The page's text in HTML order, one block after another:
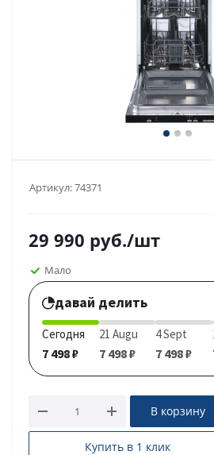
Артикул:74371
29 990 руб./шт
Мало
давай делить
Сегодня
7 498 ₽
21 Augu
7 498 ₽
4 Sept
7 498 ₽
В корзину
Купить в 1 клик